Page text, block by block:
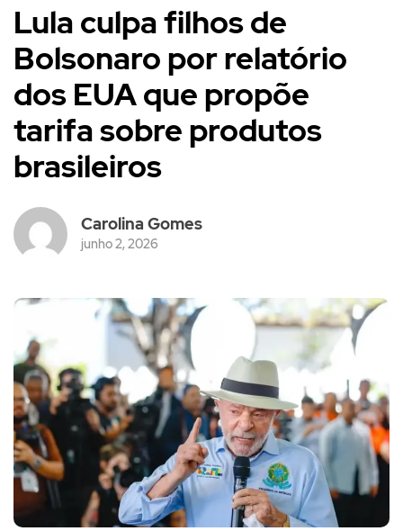
Lula culpa filhos de
Bolsonaro por relatório
dos EUA que propõe
tarifa sobre produtos
brasileiros
Carolina Gomes
junho 2, 2026